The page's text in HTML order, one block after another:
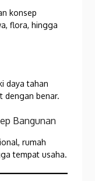
konsep
flora, hingga
daya tahan
dengan benar.
Bangunan
rumah
tempat usaha.